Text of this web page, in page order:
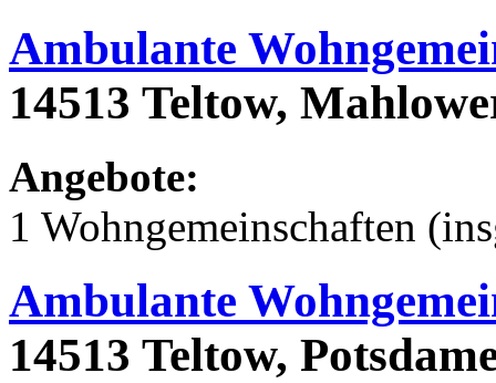
Ambulante
14513 Teltow,
Angebote:
1 Wohngemeinschaften
Ambulante
14513 Teltow,